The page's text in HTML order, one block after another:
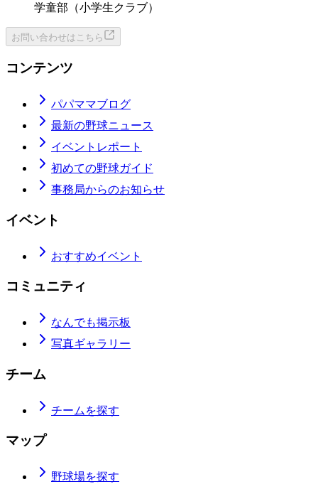
学童部（小学生クラブ）
お問い合わせはこちら
コンテンツ
パパママブログ
最新の野球ニュース
イベントレポート
初めての野球ガイド
事務局からのお知らせ
イベント
おすすめイベント
コミュニティ
なんでも掲示板
写真ギャラリー
チーム
チームを探す
マップ
野球場を探す